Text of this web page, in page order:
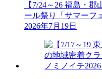
【7/24～26 福島・
ール祭り「サマーフ
2026年7月19日